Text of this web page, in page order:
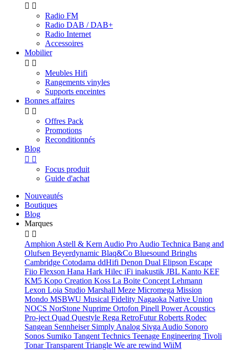
 
Radio FM
Radio DAB / DAB+
Radio Internet
Accessoires
Mobilier
 
Meubles Hifi
Rangements vinyles
Supports enceintes
Bonnes affaires
 
Offres Pack
Promotions
Reconditionnés
Blog
 
Focus produit
Guide d'achat
Nouveautés
Boutiques
Blog
Marques
 
Amphion Astell & Kern Audio Pro Audio Technica Bang and
Olufsen Beyerdynamic Blaq&Co Bluesound Bringhs
Cambridge Cotodama ddHifi Denon Dual Elipson Escape
Fiio Flexson Hana Hark Hilec iFi inakustik JBL Kanto KEF
KM5 Kopo Creation Koss La Boite Concept Lehmann
Lexon Loia Studio Marshall Meze Micromega Mission
Mondo MSBWU Musical Fidelity Nagaoka Native Union
NOCS NorStone Nuprime Ortofon Pinell Power Acoustics
Pro-ject Quad Questyle Rega RetroFuturRoberts Rodec
Sangean Sennheiser Simply Analog Sivga Audio Sonoro
Sonos Sumiko Tangent Technics Teenage Engineering Tivoli
TonarTransparent Triangle We are rewind WiiM